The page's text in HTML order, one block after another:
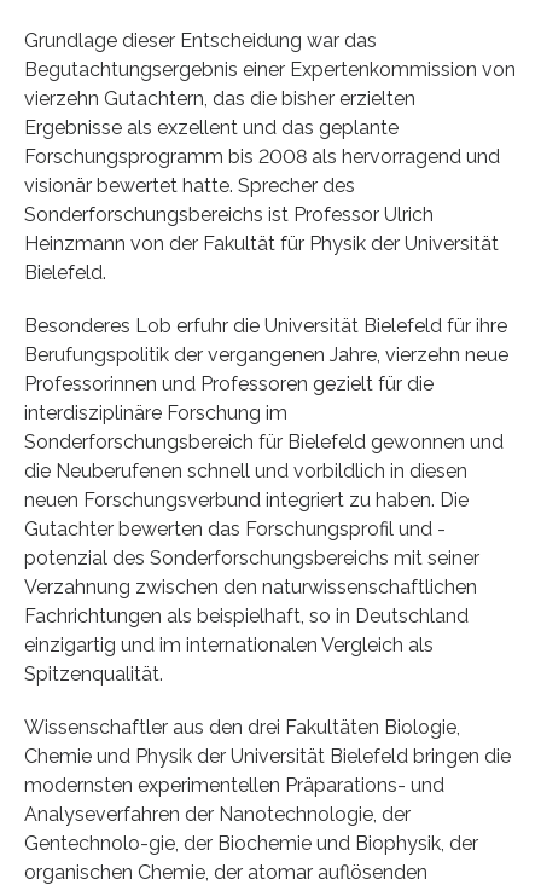
Grundlage dieser Entscheidung war das
Begutachtungsergebnis einer Expertenkommission von
vierzehn Gutachtern, das die bisher erzielten
Ergebnisse als exzellent und das geplante
Forschungsprogramm bis 2008 als hervorragend und
visionär bewertet hatte. Sprecher des
Sonderforschungsbereichs ist Professor Ulrich
Heinzmann von der Fakultät für Physik der Universität
Bielefeld.
Besonderes Lob erfuhr die Universität Bielefeld für ihre
Berufungspolitik der vergangenen Jahre, vierzehn neue
Professorinnen und Professoren gezielt für die
interdisziplinäre Forschung im
Sonderforschungsbereich für Bielefeld gewonnen und
die Neuberufenen schnell und vorbildlich in diesen
neuen Forschungsverbund integriert zu haben. Die
Gutachter bewerten das Forschungsprofil und -
potenzial des Sonderforschungsbereichs mit seiner
Verzahnung zwischen den naturwissenschaftlichen
Fachrichtungen als beispielhaft, so in Deutschland
einzigartig und im internationalen Vergleich als
Spitzenqualität.
Wissenschaftler aus den drei Fakultäten Biologie,
Chemie und Physik der Universität Bielefeld bringen die
modernsten experimentellen Präparations- und
Analyseverfahren der Nanotechnologie, der
Gentechnolo-gie, der Biochemie und Biophysik, der
organischen Chemie, der atomar auflösenden